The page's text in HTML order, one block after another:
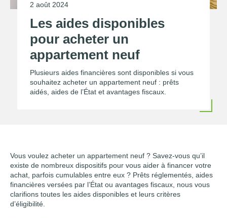
2 août 2024
Les aides disponibles
pour acheter un
appartement neuf
Plusieurs aides financières sont disponibles si vous
souhaitez acheter un appartement neuf : prêts
aidés, aides de l’État et avantages fiscaux.
Vous voulez acheter un appartement neuf ? Savez-vous qu’il
existe de nombreux dispositifs pour vous aider à financer votre
achat, parfois cumulables entre eux ? Prêts réglementés, aides
financières versées par l’État ou avantages fiscaux, nous vous
clarifions toutes les aides disponibles et leurs critères
d’éligibilité.